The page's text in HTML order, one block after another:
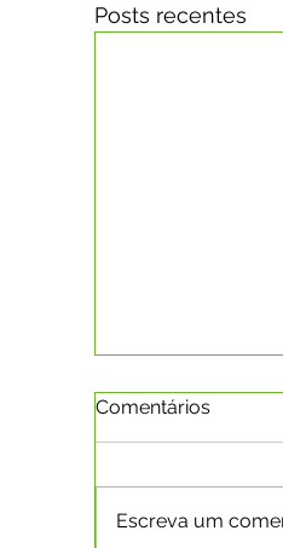
Posts recentes
Comentários
Escreva um